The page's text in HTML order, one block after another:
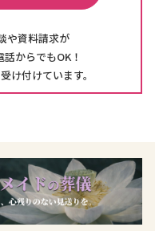
や資料請求が
からでもOK！
け付けています。